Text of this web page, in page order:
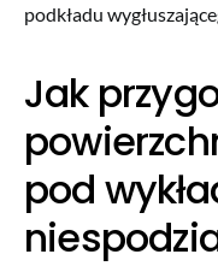
podkładu
Jak
pod